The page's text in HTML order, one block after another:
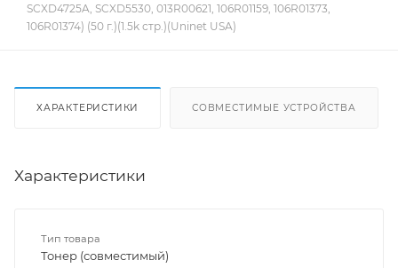
SCXD4725A, SCXD5530, 013R00621, 106R01159, 106R01373,
106R01374) (50 г.)(1.5k стр.)(Uninet USA)
ХАРАКТЕРИСТИКИ СОВМЕСТИМЫЕ УСТРОЙСТВА
Характеристики
Тип товара
Тонер (совместимый)